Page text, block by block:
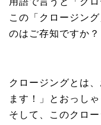
この「クロージン
のはご存知ですか？
クロージングとは
ます！」とおっし
そして、このクロ